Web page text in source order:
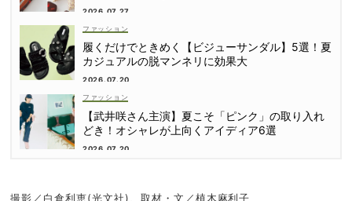
2026.07.27
ファッション
履くだけでときめく【ビジューサンダル】5選！夏
カジュアルの脱マンネリに効果大
2026.07.20
ファッション
【武井咲さん主演】夏こそ「ピンク」の取り入れ
どき！オシャレが上向くアイディア6選
2026.07.20
撮影／白倉利恵(光文社)、取材・文／植木麻利子